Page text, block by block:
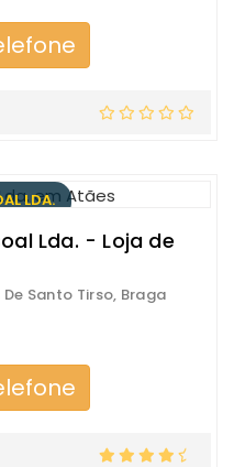
LDA.
Lda. - Loja de
De Santo Tirso, Braga